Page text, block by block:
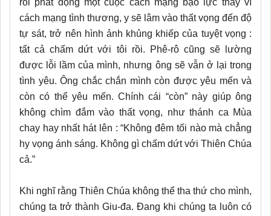
cách mạng tình thương, y sẽ lâm vào thất vọng đến độ
tự sát, trở nên hình ảnh khủng khiếp của tuyệt vọng :
tất cả chấm dứt với tôi rồi. Phê-rô cũng sẽ lường
được lỗi lầm của mình, nhưng ông sẽ vẫn ở lại trong
tình yêu. Ông chắc chắn mình còn được yêu mến và
còn có thể yêu mến. Chính cái “còn” này giúp ông
không chìm đắm vào thất vọng, như thánh ca Mùa
chay hay nhất hát lên : “Không đêm tối nào mà chẳng
hy vọng ánh sáng. Không gì chấm dứt với Thiên Chúa
cả.”
Khi nghĩ rằng Thiên Chúa không thể tha thứ cho mình,
chúng ta trở thành Giu-đa. Đang khi chúng ta luôn có